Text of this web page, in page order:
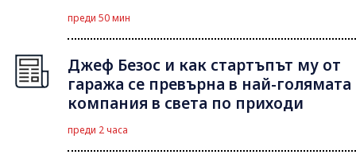
преди 50 мин
Джеф Безос и как стартъпът му от
гаража се превърна в най-голямата
компания в света по приходи
преди 2 часа